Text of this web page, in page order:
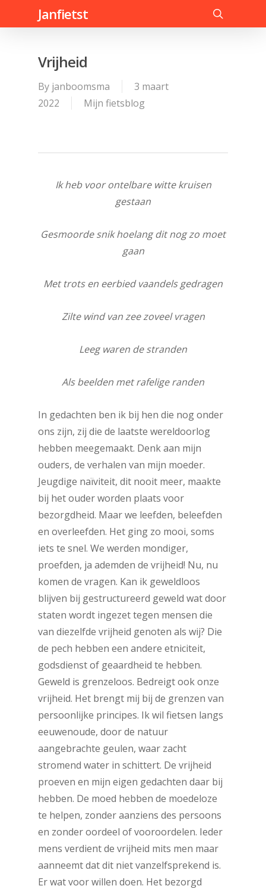
to
Janfietst
search
Vrijheid
By janboomsma
3 maart
2022
Mijn fietsblog
Ik heb voor ontelbare witte kruisen
gestaan
Gesmoorde snik hoelang dit nog zo moet
gaan
Met trots en eerbied vaandels gedragen
Zilte wind van zee zoveel vragen
Leeg waren de stranden
Als beelden met rafelige randen
In gedachten ben ik bij hen die nog onder
ons zijn, zij die de laatste wereldoorlog
hebben meegemaakt. Denk aan mijn
ouders, de verhalen van mijn moeder.
Jeugdige naïviteit, dit nooit meer, maakte
bij het ouder worden plaats voor
bezorgdheid. Maar we leefden, beleefden
en overleefden. Het ging zo mooi, soms
iets te snel. We werden mondiger,
proefden, ja ademden de vrijheid! Nu, nu
komen de vragen. Kan ik geweldloos
blijven bij gestructureerd geweld wat door
staten wordt ingezet tegen mensen die
van diezelfde vrijheid genoten als wij? Die
de pech hebben een andere etniciteit,
godsdienst of geaardheid te hebben.
Geweld is grenzeloos. Bedreigt ook onze
vrijheid. Het brengt mij bij de grenzen van
persoonlijke principes. Ik wil fietsen langs
eeuwenoude, door de natuur
aangebrachte geulen, waar zacht
stromend water in schittert. De vrijheid
proeven en mijn eigen gedachten daar bij
hebben. De moed hebben de moedeloze
te helpen, zonder aanziens des persoons
en zonder oordeel of vooroordelen. Ieder
mens verdient de vrijheid mits men maar
aanneemt dat dit niet vanzelfsprekend is.
Er wat voor willen doen. Het bezorgd